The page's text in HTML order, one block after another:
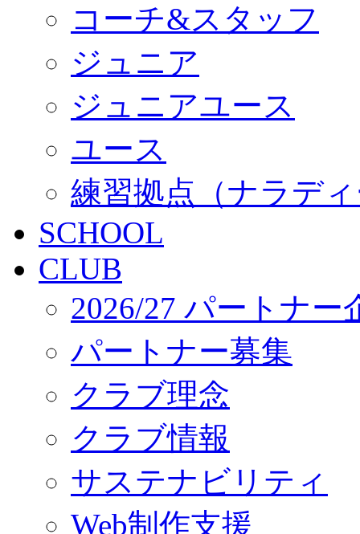
コーチ&スタッフ
ジュニア
ジュニアユース
ユース
練習拠点（ナラデ
SCHOOL
CLUB
2026/27 パートナー
パートナー募集
クラブ理念
クラブ情報
サステナビリティ
Web制作支援